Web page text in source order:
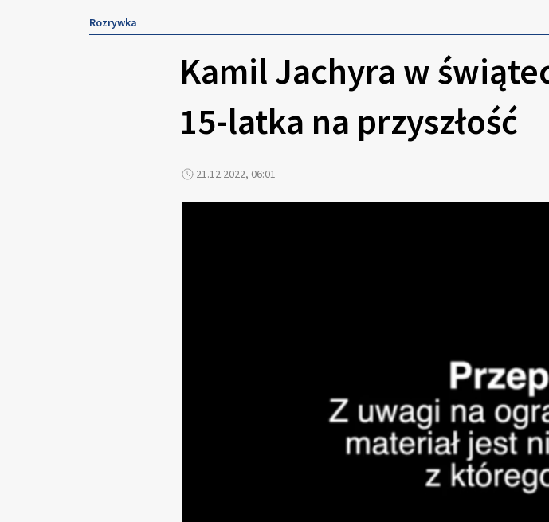
Rozrywka
Kamil Jachyra w
15-latka na przyszłość
21.12.2022, 06:01